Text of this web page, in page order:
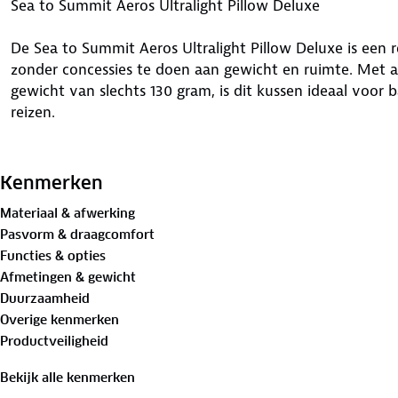
Sea to Summit Aeros Ultralight Pillow Deluxe
De Sea to Summit Aeros Ultralight Pillow Deluxe is
zonder concessies te doen aan gewicht en ruimte. Met
gewicht van slechts 130 gram, is dit kussen ideaal voor
reizen.
Het kussen is gemaakt van superzacht 20D stretch
technologie, bieden uitstekende ondersteuning voor je
dat je op een ballon slaapt, maar ervaart juist een
Tips en advies voor correct gebruik
Dankzij het multifunctionele ventiel is het kussen
aan jouw gewenste stevigheid. Gebruik het innovatieve
stevig op zijn plaats te houden op je slaapmat. Dit
verschuift, zelfs als je veel beweegt in je slaap.
Kenmerken
Materiaal & afwerking
Pasvorm & draagcomfort
Functies & opties
Afmetingen & gewicht
Duurzaamheid
Overige kenmerken
Productveiligheid
Bekijk alle kenmerken